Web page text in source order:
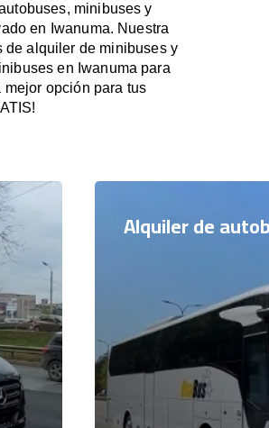
minibuses y
en Iwanuma. Nuestra
de alquiler de minibuses y
en Iwanuma para
opción para tus
Alquiler de